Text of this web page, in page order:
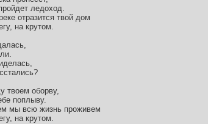
ледоход.
отразится твой дом
на крутом.
твоем оборву,
поплыву.
мы всю жизнь проживем
на крутом.